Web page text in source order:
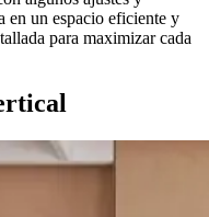
en un espacio eficiente y
para maximizar cada